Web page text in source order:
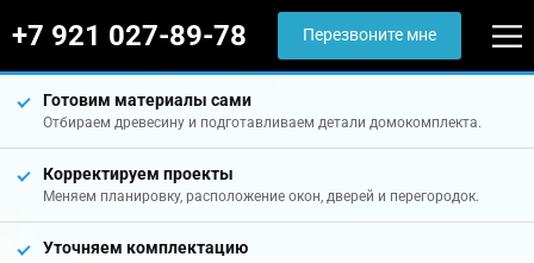
+7 921 027-89-78 Перезвоните мне
Готовим материалы сами
Отбираем древесину и подготавливаем детали домокомплекта.
Корректируем проекты
Меняем планировку, расположение окон, дверей и перегородок.
Уточняем комплектацию